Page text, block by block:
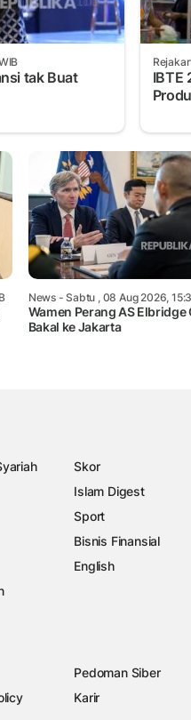
tak Buat
IBTE
News- Sabtu , 08 Aug 2026,
Wamen Perang AS Elbridge
Bakal ke Jakarta
Skor
Islam Digest
Sport
Bisnis Finansial
English
Pedoman Siber
Karir